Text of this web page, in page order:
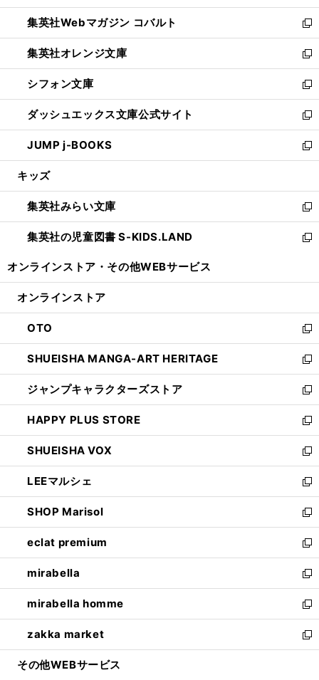
開
く
ウ
で
開
く
ン
ド
ウ
で
開
く
ウ
ィ
ン
ド
ウ
で
開
く
集英社Webマガジン コバルト
新
し
い
ウ
ィ
ン
ド
ウ
で
開
集英社オレンジ文庫
新
し
い
ウ
ィ
ン
ド
ウ
開
く
シフォン文庫
新
し
い
ウ
ィ
ン
ウ
で
開
く
ダッシュエックス文庫公式サイト
新
し
い
ウ
ン
ド
ウ
で
JUMP j-BOOKS
新
し
ウ
ィ
ン
ド
開
キッズ
集英社みらい文庫
新
し
い
ン
ウ
で
開
く
集英社の児童図書 S-KIDS.LAND
新
ウ
ン
ド
ウ
で
開
く
オンラインストア・ その他WEBサービス
オンラインストア
OTO
新
し
い
ウ
ィ
ン
ド
ウ
で
開
く
SHUEISHA MANGA-ART HERITAGE
新
し
い
ウ
ィ
ン
ド
ウ
で
開
く
ジャンプキャラクターズストア
新
し
い
ウ
ィ
ン
ド
ウ
で
開
く
HAPPY PLUS STORE
新
し
い
ウ
ィ
ン
ド
ウ
で
開
く
SHUEISHA VOX
新
し
い
ウ
ィ
ン
ド
ウ
で
開
く
LEEマルシェ
新
し
い
ウ
ィ
ン
ド
ウ
で
開
く
SHOP Marisol
新
し
い
ウ
ィ
ン
ド
ウ
で
開
eclat premium
新
し
い
ウ
ィ
ン
ド
ウ
mirabella
新
し
い
ウ
ィ
ン
mirabella homme
新
し
い
ウ
zakka market
新
し
その他WEBサービス